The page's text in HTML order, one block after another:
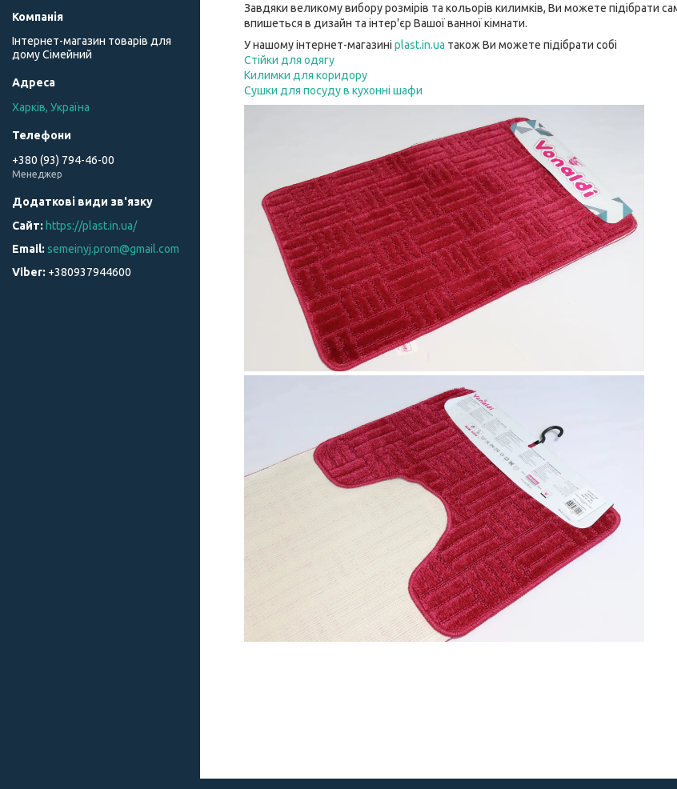
Завдяки великому вибору розмірів та кольорів килимків, Ви можете підібрати
впишеться в дизайн та інтер'єр Вашої ванної кімнати.
У нашому інтернет-магазині plast.in.ua також Ви можете підібрати собі
Стійки для одягу
Килимки для коридору
Сушки для посуду в кухонні шафи
Інтернет-магазин товарів для
дому Сімейний
Харків, Україна
+380 (93) 794-46-00
Менеджер
https://plast.in.ua/
semeinyj.prom@gmail.com
+380937944600